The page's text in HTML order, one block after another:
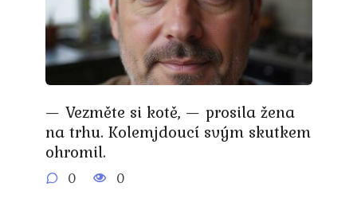
— Vezměte si kotě, — prosila žena
na trhu. Kolemjdoucí svým skutkem
ohromil.
0 0